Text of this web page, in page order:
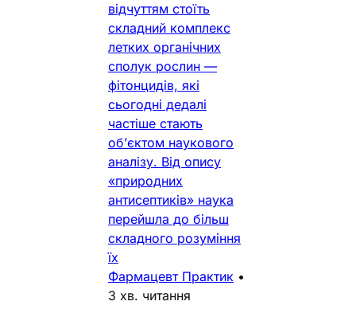
відчуттям стоїть
складний комплекс
летких органічних
сполук рослин —
фітонцидів, які
сьогодні дедалі
частіше стають
об’єктом наукового
аналізу. Від опису
«природних
антисептиків» наука
перейшла до більш
складного розуміння
їх
Фармацевт Практик •
3 хв. читання